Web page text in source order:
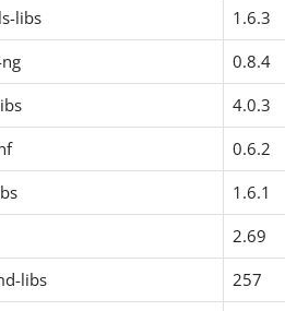
libs
1.6.3
0.8.4
4.0.3
0.6.2
1.6.1
2.69
libs
257